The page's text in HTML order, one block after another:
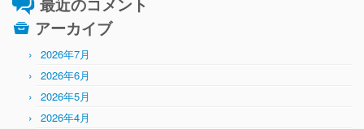
アーカイブ
2026年7月
2026年6月
2026年5月
2026年4月